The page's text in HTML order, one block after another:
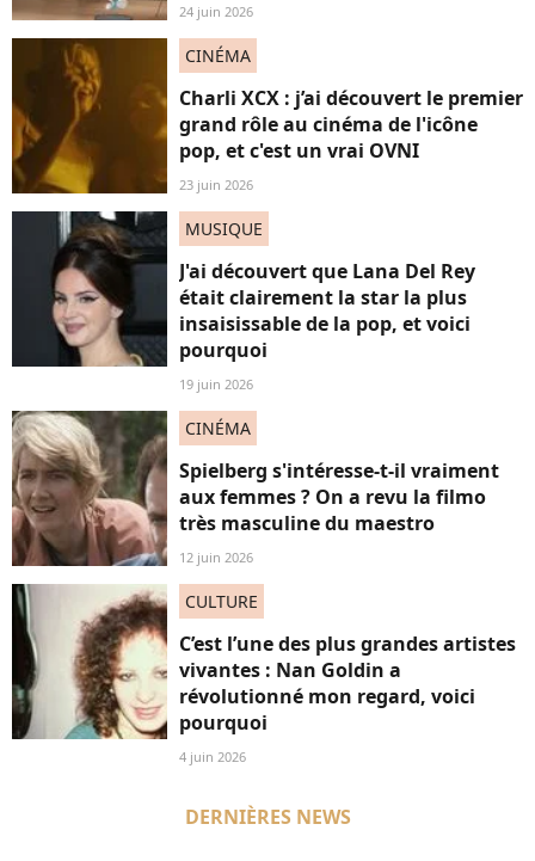
24 juin 2026
CINÉMA
Charli XCX : j’ai découvert le premier
grand rôle au cinéma de l'icône
pop, et c'est un vrai OVNI
23 juin 2026
MUSIQUE
J'ai découvert que Lana Del Rey
était clairement la star la plus
insaisissable de la pop, et voici
pourquoi
19 juin 2026
CINÉMA
Spielberg s'intéresse-t-il vraiment
aux femmes ? On a revu la filmo
très masculine du maestro
12 juin 2026
CULTURE
C’est l’une des plus grandes artistes
vivantes : Nan Goldin a
révolutionné mon regard, voici
pourquoi
4 juin 2026
DERNIÈRES NEWS